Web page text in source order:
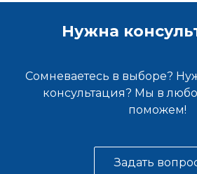
Нужна
Сомневаетесь в выборе?
консультация? Мы в
поможем!
Задать